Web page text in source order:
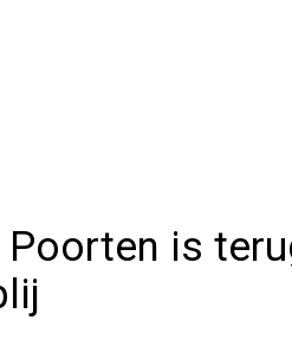
Poorten is